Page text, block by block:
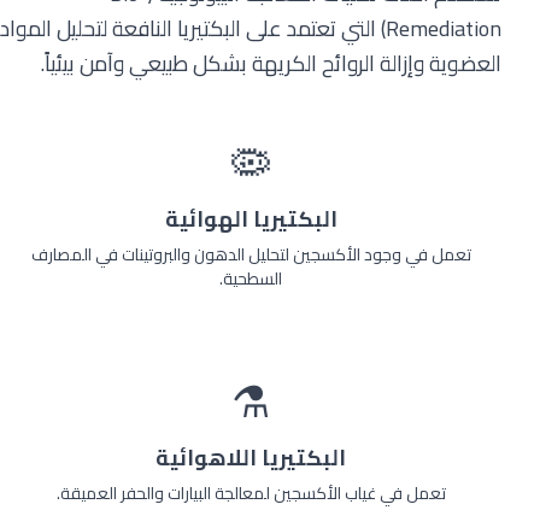
Remediation) التي تعتمد على البكتيريا النافعة لتحليل المواد
العضوية وإزالة الروائح الكريهة بشكل طبيعي وآمن بيئياً.
🦠
البكتيريا الهوائية
تعمل في وجود الأكسجين لتحليل الدهون والبروتينات في المصارف
السطحية.
⚗️
البكتيريا اللاهوائية
تعمل في غياب الأكسجين لمعالجة البيارات والحفر العميقة.